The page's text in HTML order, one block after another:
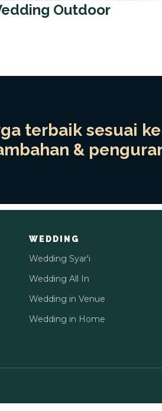
Outdoor
terbaik sesuai
&
WEDDING
Wedding Syar'i
Wedding All In
Wedding in Venue
Wedding in Home